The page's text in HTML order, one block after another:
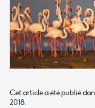
Cet article a été publié
2018.